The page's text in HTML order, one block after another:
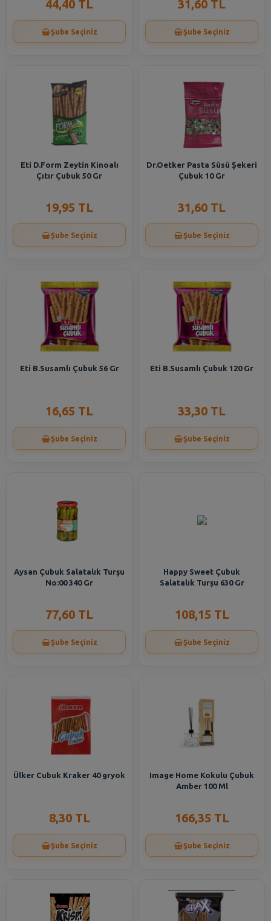
44,40 TL
Şube Seçiniz
31,60 TL
Şube Seçiniz
Eti D.Form Zeytin Kinoalı
Çıtır Çubuk 50 Gr
19,95 TL
Şube Seçiniz
Dr.Oetker Pasta Süsü Şekeri
Çubuk 10 Gr
31,60 TL
Şube Seçiniz
Eti B.Susamlı Çubuk 56 Gr
16,65 TL
Şube Seçiniz
Eti B.Susamlı Çubuk 120 Gr
33,30 TL
Şube Seçiniz
Aysan Çubuk Salatalık Turşu
No:00 340 Gr
77,60 TL
Şube Seçiniz
Happy Sweet Çubuk
Salatalık Turşu 630 Gr
108,15 TL
Şube Seçiniz
Ülker Cubuk Kraker 40 gryok
8,30 TL
Şube Seçiniz
Image Home Kokulu Çubuk
Amber 100 Ml
166,35 TL
Şube Seçiniz